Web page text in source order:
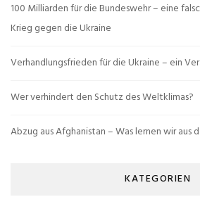
100 Milliarden für die Bundeswehr – eine
Krieg gegen die Ukraine
Verhandlungsfrieden für die Ukraine – ein
Wer verhindert den Schutz des Weltklimas?
Abzug aus Afghanistan – Was lernen wir aus
KATEGORIEN